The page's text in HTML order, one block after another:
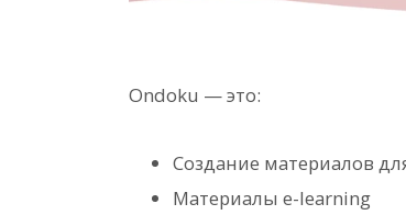
Ondoku — это:
Создание материалов
Материалы e-learning